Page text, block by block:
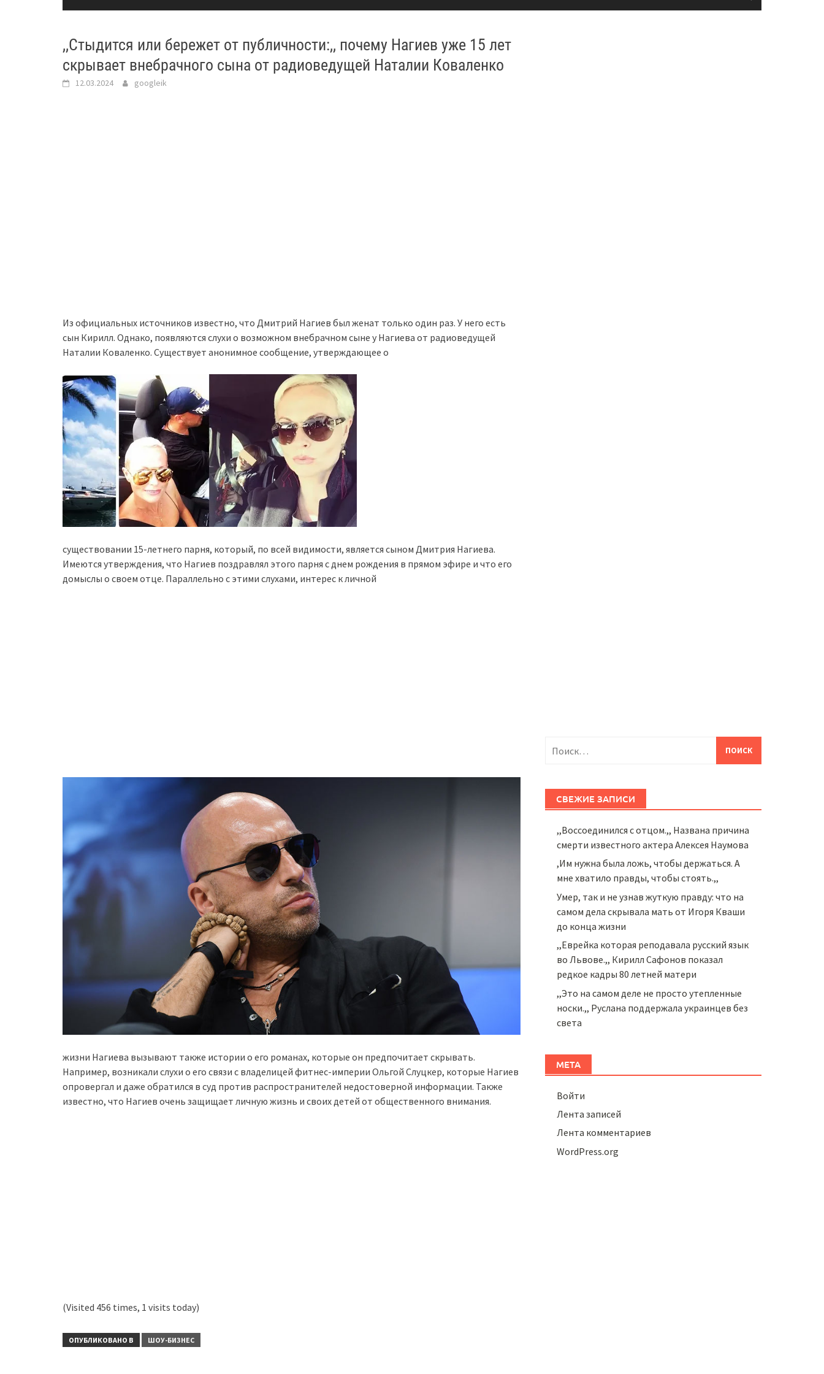
,,Стыдится или бережет от публичности:,, почему Нагиев уже 15 лет
скрывает внебрачного сына от радиоведущей Наталии Коваленко
12.03.2024 googleik
Из официальных источников известно, что Дмитрий Нагиев был женат только один раз. У него есть
сын Кирилл. Однако, появляются слухи о возможном внебрачном сыне у Нагиева от радиоведущей
Наталии Коваленко. Существует анонимное сообщение, утверждающее о
существовании 15-летнего парня, который, по всей видимости, является сыном Дмитрия Нагиева.
Имеются утверждения, что Нагиев поздравлял этого парня с днем рождения в прямом эфире и что его
домыслы о своем отце. Параллельно с этими слухами, интерес к личной
жизни Нагиева вызывают также истории о его романах, которые он предпочитает скрывать.
Например, возникали слухи о его связи с владелицей фитнес-империи Ольгой Слуцкер, которые Нагиев
опровергал и даже обратился в суд против распространителей недостоверной информации. Также
известно, что Нагиев очень защищает личную жизнь и своих детей от общественного внимания.
(Visited 456 times, 1 visits today)
ОПУБЛИКОВАНО В ШОУ-БИЗНЕС
СВЕЖИЕ ЗАПИСИ
,,Воссоединился с отцом.,, Названа причина
смерти известного актера Алексея Наумова
,Им нужна была ложь, чтобы держаться. А
мне хватило правды, чтобы стоять.,,
Умер, так и не узнав жуткую правду: что на
самом дела скрывала мать от Игоря Кваши
до конца жизни
,,Еврейка которая реподавала русский язык
во Львове.,, Кирилл Сафонов показал
редкое кадры 80 летней матери
,,Это на самом деле не просто утепленные
носки.,, Руслана поддержала украинцев без
света
МЕТА
Войти
Лента записей
Лента комментариев
WordPress.org